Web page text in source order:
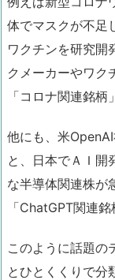
体でマスクが不足
ワクチンを研究開
クメーカーやワク
「コロナ関連銘柄
他にも、米
と、日本でＡＩ開
な半導体関連株が
「ChatGPT関連
このように話題の
とひとくくりで分